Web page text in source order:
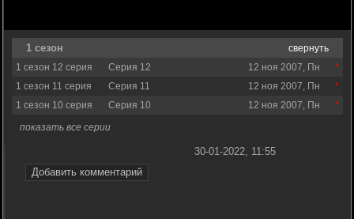
1 сезон
свернуть
1 сезон 12 серия
Серия 12
12 ноя 2007, Пн
1 сезон 11 серия
Серия 11
12 ноя 2007, Пн
1 сезон 10 серия
Серия 10
12 ноя 2007, Пн
показать все серии
Добавить комментарий
30-01-2022, 11:55